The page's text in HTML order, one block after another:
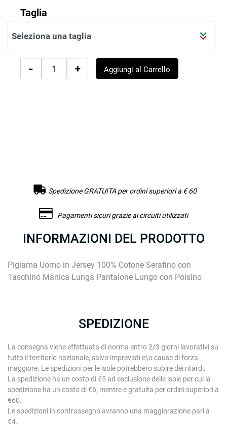
Taglia
Aggiungi al Carrello
Spedizione GRATUITA per ordini superiori a € 60
Pagamenti sicuri grazie ai circuiti utilizzati
INFORMAZIONI DEL PRODOTTO
Pigiama Uomo in Jersey 100% Cotone Serafino con
Taschino Manica Lunga Pantalone Lungo con Polsino
SPEDIZIONE
La consegna viene effettuata di norma entro 2/3 giorni lavorativi su
tutto il territorio nazionale, salvo imprevisti e\o cause di forza
maggiore. Le spedizioni per le isole potrebbero subire dei ritardi.
La spedizione ha un costo di €5 ad esclusione delle isole per cui la
spedizione ha un costo di €6, mentre è gratuita per ordini superiori a
€60.
Le spedizioni in contrassegno avranno una maggiorazione pari a
€4.